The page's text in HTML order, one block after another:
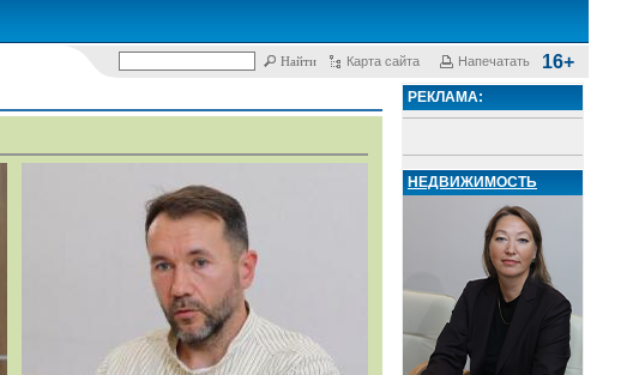
Карта сайта Напечатать 16+
РЕКЛАМА:
НЕДВИЖИМОСТЬ